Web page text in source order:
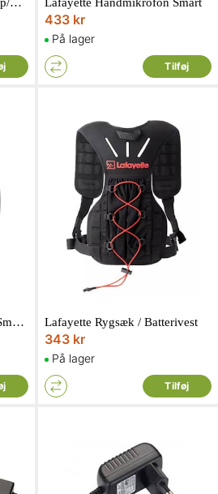
433 kr
På lager
Tilføj
Batteri AP-70 til Lafayette Smart+ Lafayette Rygsæk / Batterivest
343 kr
På lager
Tilføj